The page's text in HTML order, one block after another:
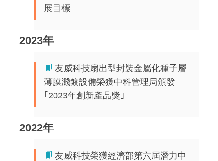
展目標
2023年
友威科技扇出型封裝金屬化種子層
薄膜濺鍍設備榮獲中科管理局頒發
｢2023年創新產品獎｣
2022年
友威科技榮獲經濟部第六屆潛力中